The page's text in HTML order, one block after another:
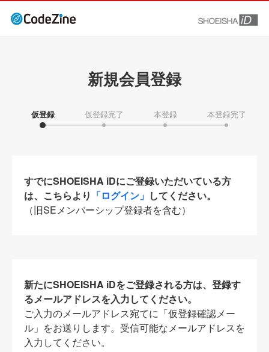
新規会員登録
仮登録 仮登録完了 本登録 本登録完了
すでにSHOEISHA iDにご登録いただいている方
は、こちらより 「ログイン」 してください。
（旧SEメンバーシップ登録者を含む）
新たにSHOEISHA iDをご登録される方は、登録す
るメールアドレスを入力してください。
ご入力のメールアドレス宛てに「仮登録確認メー
ル」をお送りします。受信可能なメールアドレスを
入力してください。